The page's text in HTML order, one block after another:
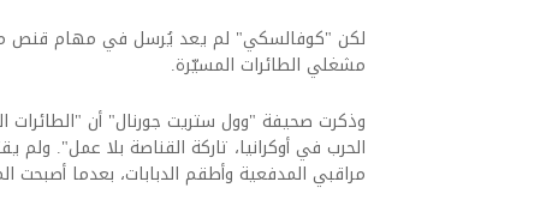
لكن "كوفالسكي" لم يعد يُرسل في مهام قنص
مشغلي الطائرات المسيّرة.
وذكرت صحيفة "وول ستريت جورنال" أن "الطائرات
الحرب في أوكرانيا، تاركة القناصة بلا عمل".
مراقبي المدفعية وأطقم الدبابات، بعدما أصبحت